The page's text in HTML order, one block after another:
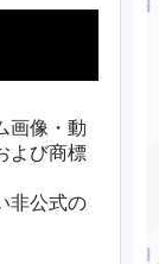
画像・動
よび商標
非公式の